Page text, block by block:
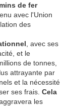
de fer
avec l'Union
des
, avec ses
et le
de tonnes,
attrayante par
et la nécessité
ses frais. Cela
les